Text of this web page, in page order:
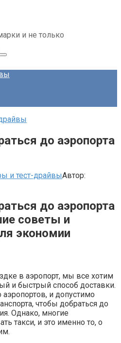
и не только
до аэропорта
и тест-драйвыАвтор:
до аэропорта
советы и
экономии
в аэропорт, мы все хотим
и быстрый способ доставки.
и допустимо
чтобы добраться до
Однако, многие
такси, и это именно то, о